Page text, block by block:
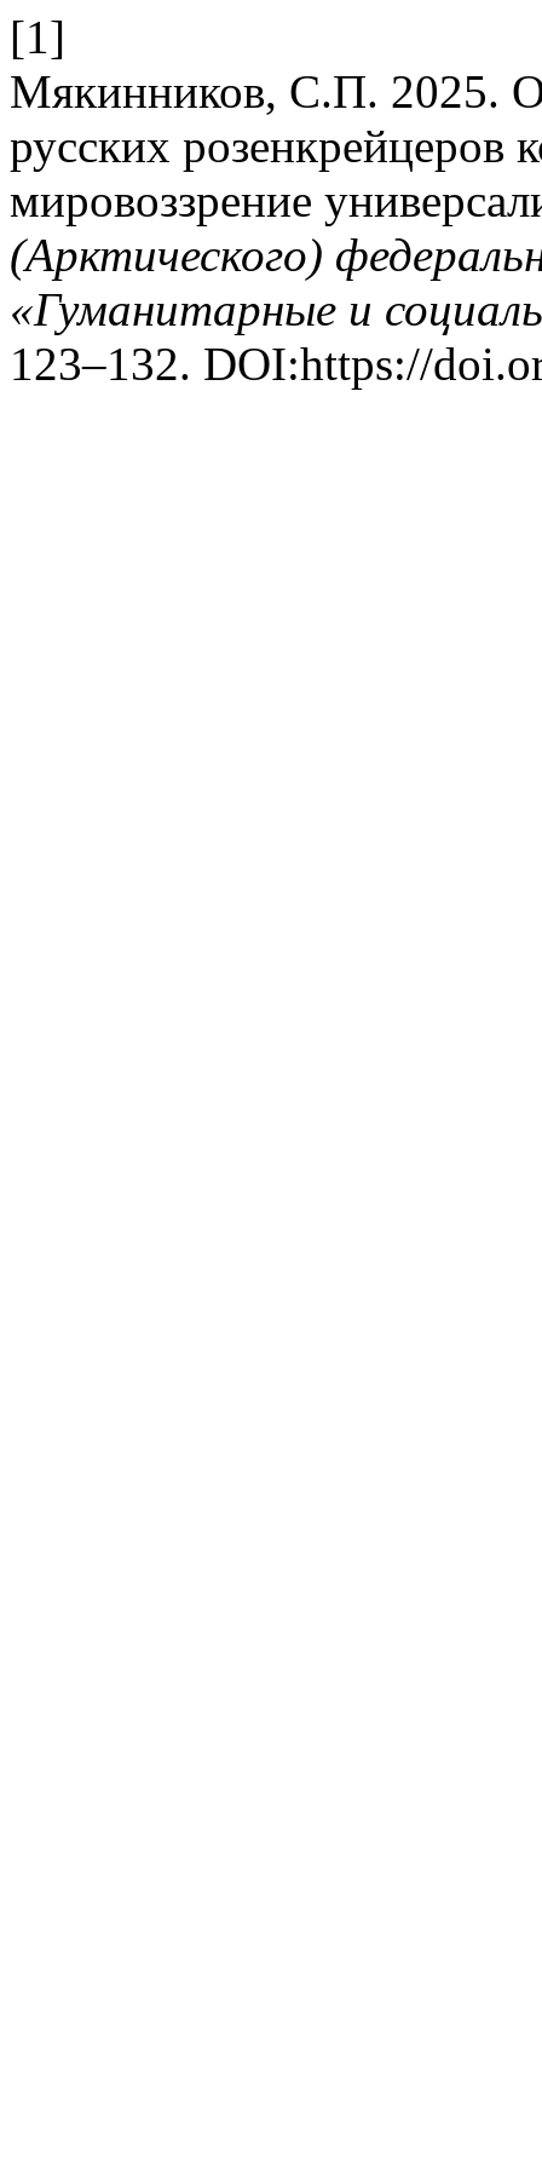
[1]
Мякинников, С.П. 2025.
русских
мировоззрение
(Арктического)
«Гуманитарные и
123–132. DOI:https://